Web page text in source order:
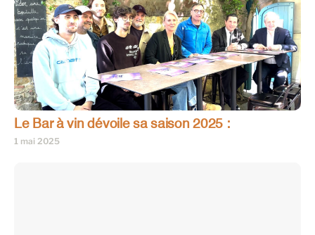
Le Bar à vin dévoile sa saison 2025 :
1 mai 2025